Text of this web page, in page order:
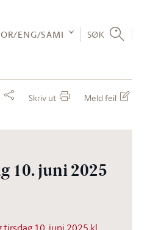
ENG/SÁMI SØK
Skriv ut Meld feil
10. juni 2025